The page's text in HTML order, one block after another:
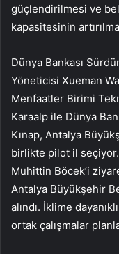
güçlendirilmesi ve
kapasitesinin
Dünya Bankası
Yöneticisi Xueman
Menfaatler Birimi
Karaalp ile Dünya
Kınap, Antalya
birlikte pilot il
Muhittin Böcek’i
Antalya Büyükşehir
alındı. İklime
ortak çalışmalar